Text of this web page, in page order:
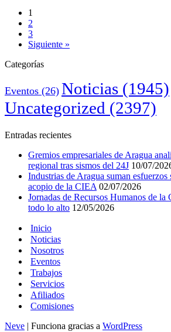
1
2
3
Siguiente »
Categorías
Eventos (26) Noticias (1945)
Uncategorized (2397)
Entradas recientes
Gremios empresariales de Aragua
regional tras sismos del 24J 10/07/
Industrias de Aragua suman
acopio de la CIEA 02/07/2026
Jornadas de Recursos Humanos de
todo lo alto 12/05/2026
Inicio
Noticias
Nosotros
Eventos
Trabajos
Servicios
Afiliados
Comisiones
Neve | Funciona gracias a WordPress